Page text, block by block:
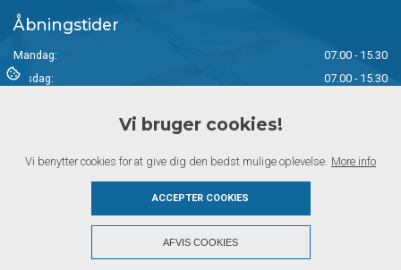
Åbningstider
Mandag:
07.00 - 15.30
Tirsdag:
07.00 - 15.30
Lukket
Vi bruger cookies!
Vi benytter cookies for at give dig den bedst mulige oplevelse. More info
ACCEPTER COOKIES
AFVIS COOKIES